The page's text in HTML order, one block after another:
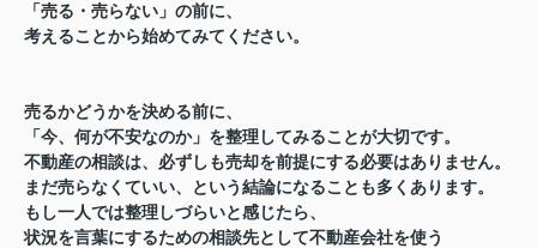
「売る・売らない」の前に、
考えることから始めてみてください。
売るかどうかを決める前に、
「今、何が不安なのか」を整理してみることが大切です。
不動産の相談は、必ずしも売却を前提にする必要はありません。
まだ売らなくていい、という結論になることも多くあります。
もし一人では整理しづらいと感じたら、
状況を言葉にするための相談先として不動産会社を使う